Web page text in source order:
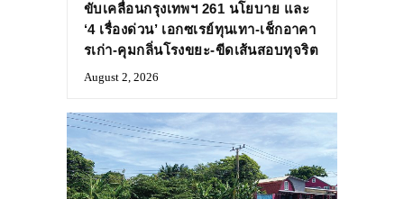
ขับเคลื่อนกรุงเทพฯ 261 นโยบาย และ
‘4 เรื่องด่วน’ เอกซเรย์ทุนเทา-เช็กอาคา
รเก่า-คุมกลิ่นโรงขยะ-ขีดเส้นสอบทุจริต
August 2, 2026